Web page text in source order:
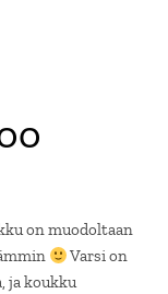
on muodoltaan
Varsi on
ja koukku